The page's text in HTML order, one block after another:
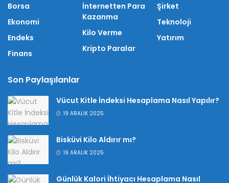
Borsa
Ekonomi
Endeks
Finans
İnternetten Para
Kazanma
Kilo Verme
Kripto Paralar
Şirket
Teknoloji
Yatırım
Son Paylaşılanlar
Vücut Kitle İndeksi Hesaplama Nasıl Yapılır?
19 ARALIK 2025
Bisküvi Kilo Aldırır mı?
19 ARALIK 2025
Günlük Kalori İhtiyacı Hesaplama Nasıl